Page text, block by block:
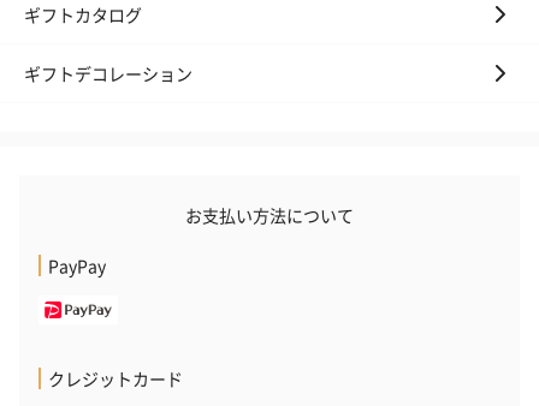
ギフトカタログ
ギフトデコレーション
お支払い方法について
PayPay
クレジットカード